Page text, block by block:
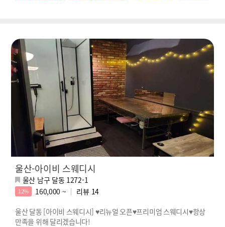
울산-아이비 스웨디시
울산 남구 달동 1272-1
12% 160,000 ~ 리뷰 14
울산 달동 [아이비 스웨디시] ♥리뉴얼 오픈♥프리미엄 스웨디시♥항상
만족을 위해 달리겠습니다!